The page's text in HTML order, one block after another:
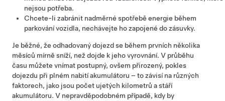
nejsou potřeba.
Chcete-li zabránit nadměrné spotřebě energie během
parkování vozidla, nechávejte ho zapojené do zásuvky.
Je běžné, že odhadovaný dojezd se během prvních několika
měsíců mírně sníží, než dojde k jeho vyrovnání. V průběhu
času můžete vnímat postupný, ovšem přirozený, pokles
dojezdu při plném nabití akumulátoru – to závisí na různých
faktorech, jako jsou počet ujetých kilometrů a stáří
akumulátoru. V nepravděpodobném případě, kdy by